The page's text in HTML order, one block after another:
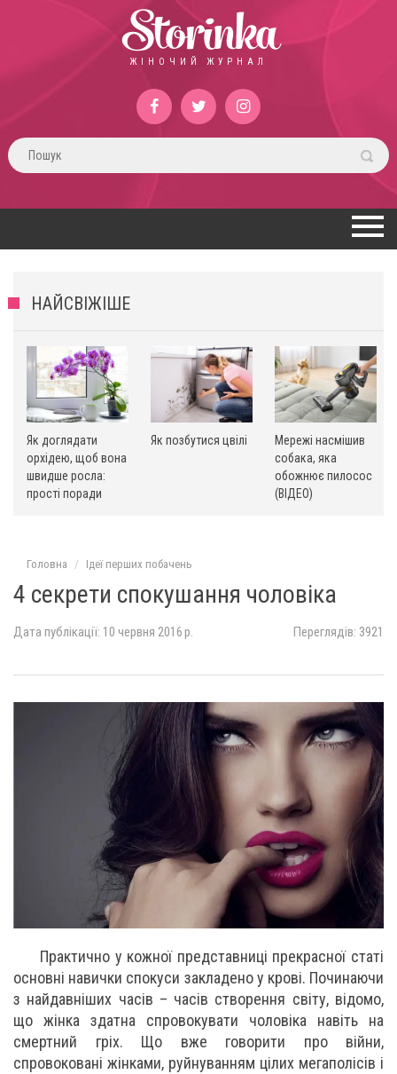
Storinka
ЖІНОЧИЙ ЖУРНАЛ
НАЙСВІЖІШЕ
Як доглядати
орхідею, щоб вона
швидше росла:
прості поради
Як позбутися цвілі
Мережі насмішив
собака, яка
обожнює пилосос
(ВІДЕО)
Головна Ідеї ​​перших побачень
4 секрети спокушання чоловіка
Дата публікації: 10 червня 2016 р. Переглядів: 3921
Практично у кожної представниці прекрасної статі
основні навички спокуси закладено у крові. Починаючи
з найдавніших часів – часів створення світу, відомо,
що жінка здатна спровокувати чоловіка навіть на
смертний гріх. Що вже говорити про війни,
спровоковані жінками, руйнуванням цілих мегаполісів і